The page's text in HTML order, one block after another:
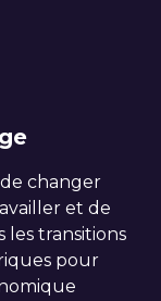
changer
et de
les transitions
pour